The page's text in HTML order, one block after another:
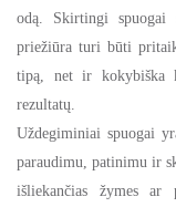
odą. Skirtingi
priežiūra turi būti
tipą, net ir kokybiška
rezultatų.
Uždegiminiai spuogai
paraudimu, patinimu ir
išliekančias žymes